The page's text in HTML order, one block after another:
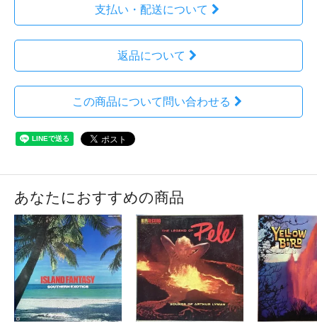
支払い・配送について
返品について
この商品について問い合わせる
あなたにおすすめの商品